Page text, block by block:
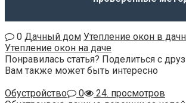
0 Дачный дом Утепление окон в
Утепление окон на даче
Понравилась статья? Поделиться с
Вам также может быть интересно
Обустройство
0
24. просмотров